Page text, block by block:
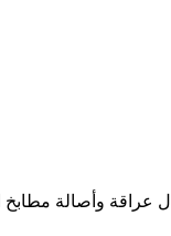
عراقة وأصالة